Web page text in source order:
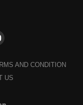
AND CONDITION
US